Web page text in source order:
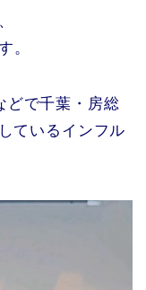
。
どで千葉・房総
ているインフル